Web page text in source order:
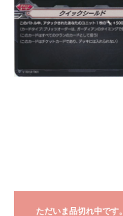
ただいま品切れ中です。